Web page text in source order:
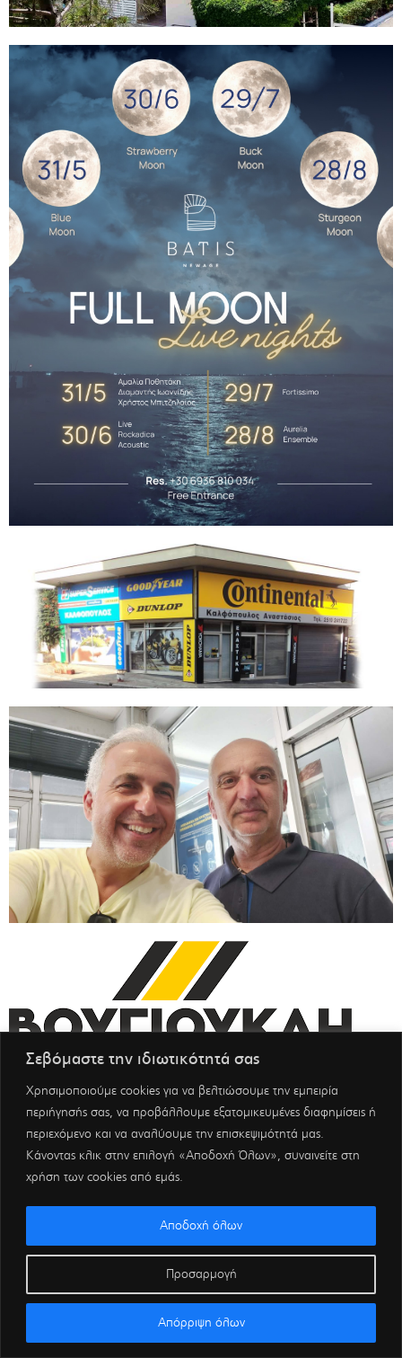
Σεβόμαστε την ιδιωτικότητά σας
Χρησιμοποιούμε cookies για να βελτιώσουμε την εμπειρία
περιήγησής σας, να προβάλλουμε εξατομικευμένες διαφημίσεις ή
περιεχόμενο και να αναλύουμε την επισκεψιμότητά μας.
Κάνοντας κλικ στην επιλογή «Αποδοχή Όλων», συναινείτε στη
χρήση των cookies από εμάς.
Προσαρμογή
Απόρριψη όλων
Αποδοχή όλων